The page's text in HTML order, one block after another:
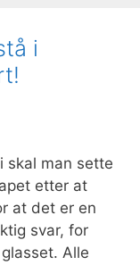
i
skal man sette
etter at
at det er en
svar, for
Alle